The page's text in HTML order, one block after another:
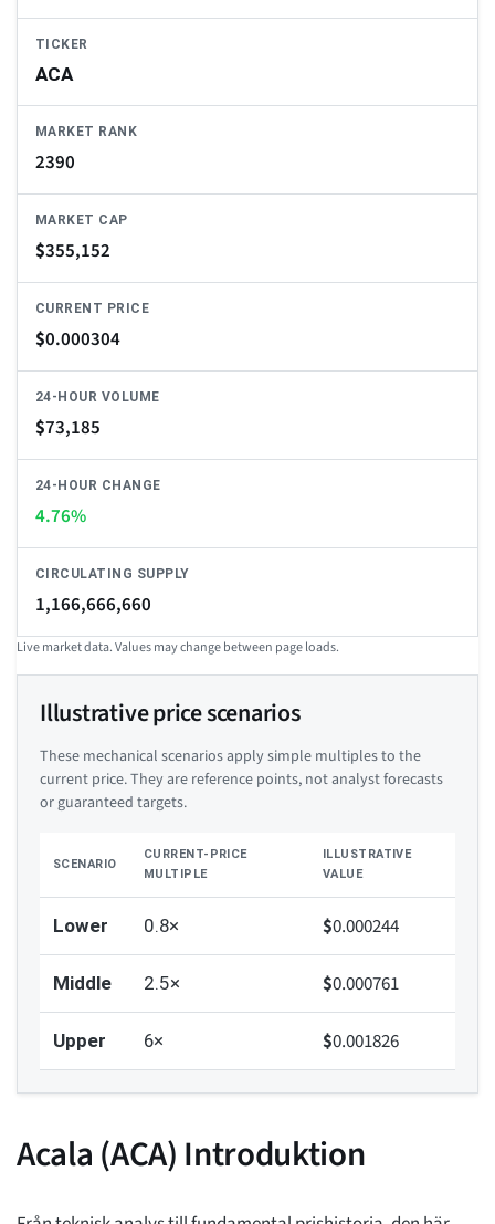
TICKER
ACA
MARKET RANK
2390
MARKET CAP
$355,152
CURRENT PRICE
$0.000304
24-HOUR VOLUME
$73,185
24-HOUR CHANGE
4.76%
CIRCULATING SUPPLY
1,166,666,660
Live market data. Values may change between page loads.
Illustrative price scenarios
These mechanical scenarios apply simple multiples to the
current price. They are reference points, not analyst forecasts
or guaranteed targets.
SCENARIO
CURRENT-PRICE
MULTIPLE
ILLUSTRATIVE
VALUE
Lower 0.8× $0.000244
Middle 2.5× $0.000761
Upper 6× $0.001826
Acala (ACA) Introduktion